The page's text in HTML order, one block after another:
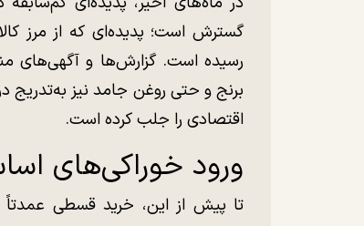
گسترش است؛ پدیده‌ای که از مرز
رسیده است. گزارش‌ها و آگهی‌های
برنج و حتی روغن جامد نیز به‌تدریج
اقتصادی را جلب کرده است.
ورود خوراکی‌های
تا پیش از این، خرید قسطی عمدتاً